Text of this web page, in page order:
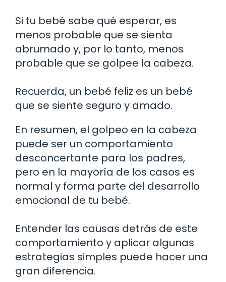
Si tu bebé sabe qué esperar, es
menos probable que se sienta
abrumado y, por lo tanto, menos
probable que se golpee la cabeza.
Recuerda, un bebé feliz es un bebé
que se siente seguro y amado.
En resumen, el golpeo en la cabeza
puede ser un comportamiento
desconcertante para los padres,
pero en la mayoría de los casos es
normal y forma parte del desarrollo
emocional de tu bebé.
Entender las causas detrás de este
comportamiento y aplicar algunas
estrategias simples puede hacer una
gran diferencia.